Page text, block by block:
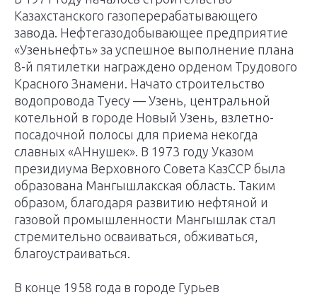
Казахстанского газоперерабатывающего
завода. Нефтегазодобывающее предприятие
«Узеньнефть» за успешное выполнение плана
8-й пятилетки награждено орденом Трудового
Красного Знамени. Начато строительство
водопровода Туесу — Узень, центральной
котельной в городе Новый Узень, взлетно-
посадочной полосы для приема некогда
славных «АНнушек». В 1973 году Указом
президиума Верховного Совета КазССР была
образована Мангышлакская область. Таким
образом, благодаря развитию нефтяной и
газовой промышленности Мангышлак стал
стремительно осваиваться, обживаться,
благоустраиваться.
В конце 1958 года в городе Гурьев